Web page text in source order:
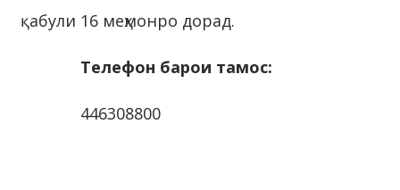
қабули 16 меҳмонро дорад.
Телефон барои тамос:
446308800